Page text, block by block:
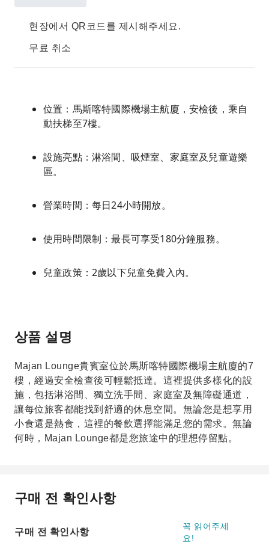
현장에서 QR코드를 제시해주세요.
무료 취소
位置：馬斯喀特國際機場主航廈，安檢後，乘自
動扶梯至7樓。
設施亮點：淋浴間、吸煙室、家庭室及兒童遊樂
區。
營業時間：每日24小時開放。
使用時間限制：最長可享受180分鐘服務。
兒童政策：2歲以下兒童免費入內。
상품 설명
Majan Lounge貴賓室位於馬斯喀特國際機場主航廈的7
樓，經過安全檢查後可輕鬆抵達。這裡提供多樣化的設
施，包括淋浴間、獨立洗手間、家庭室及無障礙通道，
讓每位旅客都能找到舒適的休息空間。無論您是想享用
小食還是熱食，這裡的餐飲選擇能滿足您的需求。無論
何時，Majan Lounge都是您旅途中的理想停留點。
구매 전 확인사항
구매 전 확인사항
꼭 읽어주세
요!